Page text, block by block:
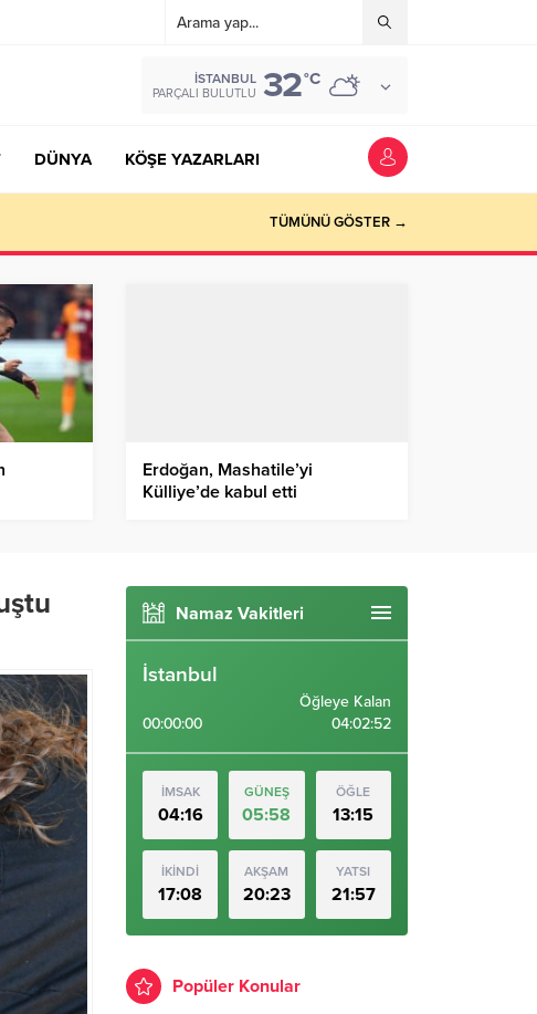
İSTANBUL
PARÇALI BULUTLU 32°C
DÜNYA KÖŞE YAZARLARI
TÜMÜNÜ GÖSTER →
Erdoğan, Mashatile’yi
Külliye’de kabul etti
Namaz Vakitleri
İstanbul
00:00:00
Öğleye Kalan
04:02:50
İMSAK
04:16
GÜNEŞ
05:58
ÖĞLE
13:15
İKİNDİ
17:08
AKŞAM
20:23
YATSI
21:57
Popüler Konular